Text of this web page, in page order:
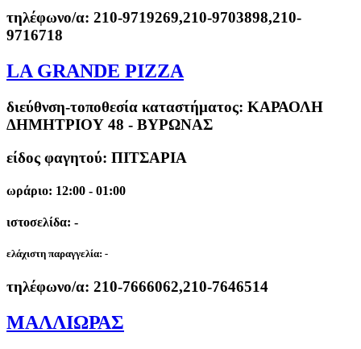
τηλέφωνο/α: 210-9719269,210-9703898,210-
9716718
LA GRANDE PIZZA
διεύθνση-τοποθεσία καταστήματος: ΚΑΡΑΟΛΗ
ΔΗΜΗΤΡΙΟΥ 48 - ΒΥΡΩΝΑΣ
είδος φαγητού: ΠΙΤΣΑΡΙΑ
ωράριο: 12:00 - 01:00
ιστοσελίδα: -
ελάχιστη παραγγελία: -
τηλέφωνο/α: 210-7666062,210-7646514
ΜΑΛΛΙΩΡΑΣ